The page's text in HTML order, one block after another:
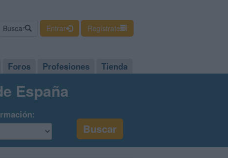
Buscar Entrar Regístrate
Foros Profesiones Tienda
España